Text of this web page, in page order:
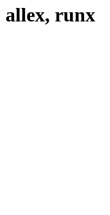
allex, runx